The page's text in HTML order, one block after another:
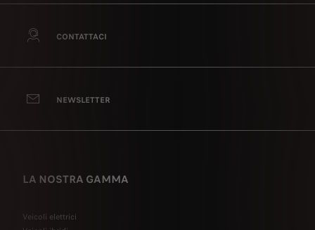
CONTATTACI
NEWSLETTER
LA NOSTRA GAMMA
Veicoli elettrici